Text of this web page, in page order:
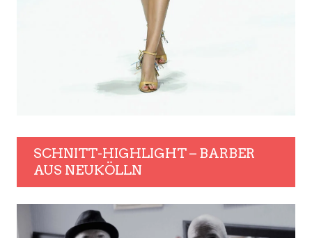
SCHNITT-HIGHLIGHT – BARBER
AUS NEUKÖLLN